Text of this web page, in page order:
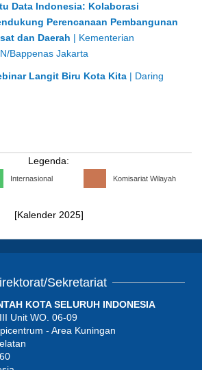
Data Indonesia: Kolaborasi
Perencanaan Pembangunan
dan Daerah | Kementerian
Bappenas Jakarta
Langit Biru Kota Kita | Daring
Legenda:
Internasional Komisariat Wilayah
[Kalender 2025]
Sekretariat
KOTA SELURUH INDONESIA
Unit WO. 06-09
- Area Kuningan